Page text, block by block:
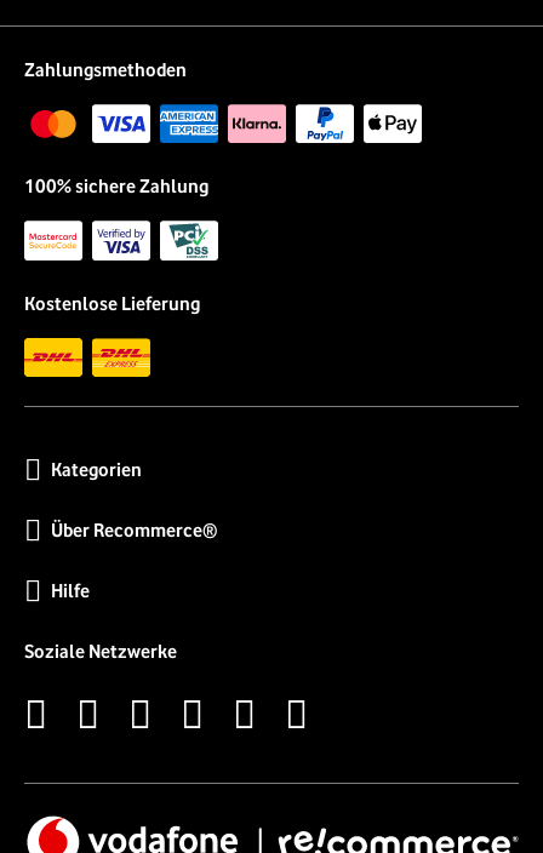
Zahlungsmethoden
100% sichere Zahlung
Kostenlose Lieferung
Kategorien
Über Recommerce®
Hilfe
Soziale Netzwerke